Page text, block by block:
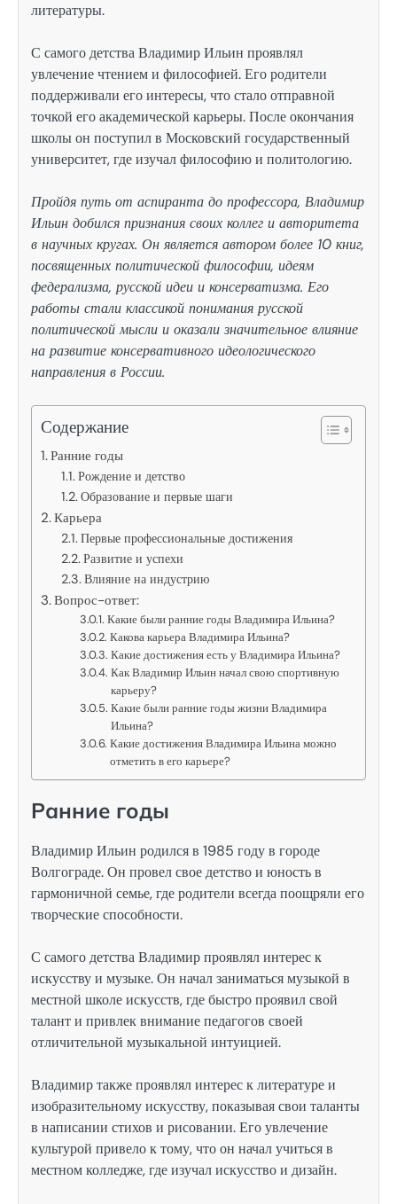
литературы.
С самого детства Владимир Ильин проявлял
увлечение чтением и философией. Его родители
поддерживали его интересы, что стало отправной
точкой его академической карьеры. После окончания
школы он поступил в Московский государственный
университет, где изучал философию и политологию.
Пройдя путь от аспиранта до профессора, Владимир
Ильин добился признания своих коллег и авторитета
в научных кругах. Он является автором более 10 книг,
посвященных политической философии, идеям
федерализма, русской идеи и консерватизма. Его
работы стали классикой понимания русской
политической мысли и оказали значительное влияние
на развитие консервативного идеологического
направления в России.
Содержание
Ранние годы
Рождение и детство
Образование и первые шаги
Карьера
Первые профессиональные достижения
Развитие и успехи
Влияние на индустрию
Вопрос-ответ:
Какие были ранние годы Владимира Ильина?
Какова карьера Владимира Ильина?
Какие достижения есть у Владимира Ильина?
Как Владимир Ильин начал свою спортивную
карьеру?
Какие были ранние годы жизни Владимира
Ильина?
Какие достижения Владимира Ильина можно
отметить в его карьере?
Ранние годы
Владимир Ильин родился в 1985 году в городе
Волгограде. Он провел свое детство и юность в
гармоничной семье, где родители всегда поощряли его
творческие способности.
С самого детства Владимир проявлял интерес к
искусству и музыке. Он начал заниматься музыкой в
местной школе искусств, где быстро проявил свой
талант и привлек внимание педагогов своей
отличительной музыкальной интуицией.
Владимир также проявлял интерес к литературе и
изобразительному искусству, показывая свои таланты
в написании стихов и рисовании. Его увлечение
культурой привело к тому, что он начал учиться в
местном колледже, где изучал искусство и дизайн.